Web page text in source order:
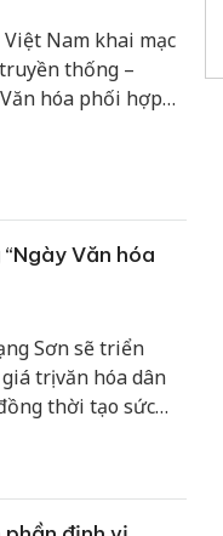
Nam khai mạc
thống –
hóa phối hợp
Văn hóa
Sơn sẽ triển
trị văn hóa dân
thời tạo sức